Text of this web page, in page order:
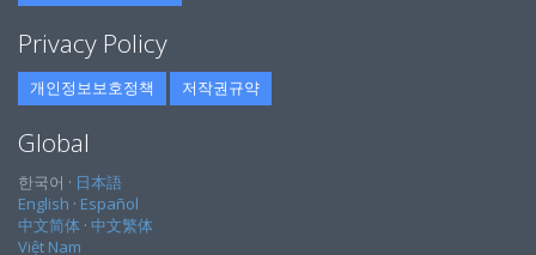
Privacy Policy
개인정보보호정책 저작권규약
Global
한국어 · 日本語
English · Español
中文简体 · 中文繁体
Việt Nam